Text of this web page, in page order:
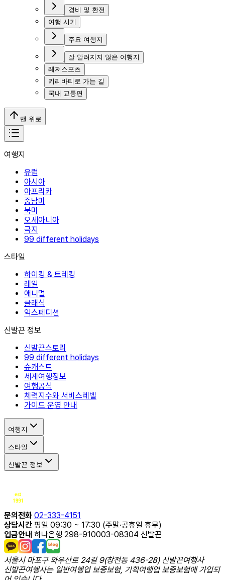
경비 및 환전
여행 시기
주요 여행지
잘 알려지지 않은 여행지
레저스포츠
키리바티로 가는 길
국내 교통편
맨 위로
여행지
유럽
아시아
아프리카
중남미
북미
오세아니아
극지
99 different holidays
스타일
하이킹 & 트레킹
레일
애니멀
클래식
익스페디션
신발끈 정보
신발끈스토리
99 different holidays
슈캐스트
세계여행정보
여행공식
체력지수와 서비스레벨
가이드 운영 안내
여행지
스타일
신발끈 정보
문의전화 02-333-4151
상담시간 평일 09:30 ~ 17:30 (주말·공휴일 휴무)
입금안내 하나은행 298-910003-08304 신발끈
서울시 마포구 와우산로 24길 9(창전동 436-28) 신발끈여행사
신발끈여행사는 일반여행업 보증보험, 기획여행업 보증보험에 가입되